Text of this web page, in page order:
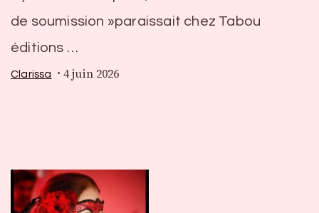
de soumission »paraissait chez Tabou
éditions …
Clarissa 4 juin 2026